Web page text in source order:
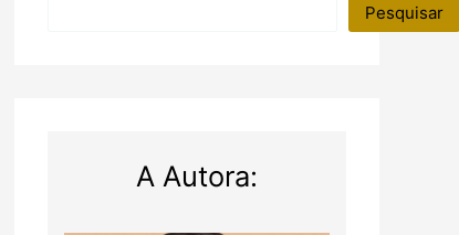
Pesquisar
A Autora: